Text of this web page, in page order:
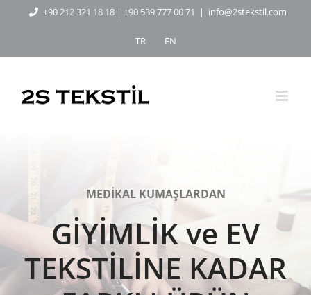
content
+90 212 321 18 18| +90 539 777 00 71 | info@2stekstil.com
TR EN
MEDİKAL KUMAŞLARDAN
GİYİMLİK ve EV
TEKSTİLİNE KADAR